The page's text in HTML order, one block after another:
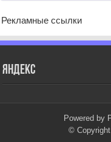
Рекламные ссылки
Яндекс
Powered by
©